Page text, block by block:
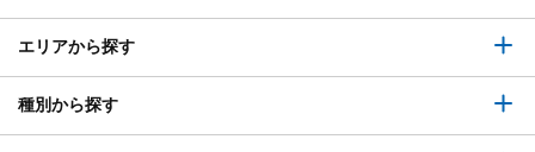
エリアから探す
種別から探す